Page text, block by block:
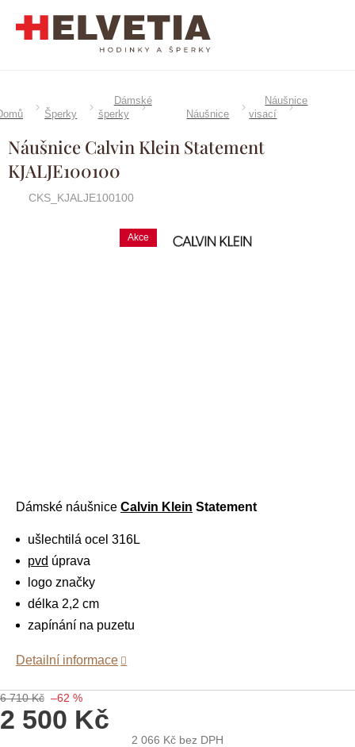
Šperky
Dámské
šperky
Náušnice
Náušnice
visací
Náušnice Calvin Klein Statement
KJALJE100100
CKS_KJALJE100100
Akce Značka:
Calvin
Klein
6 710 Kč –62 %
2 500 Kč
2 066 Kč bez DPH
Dámské náušnice Calvin Klein Statement
ušlechtilá ocel 316L
pvd úprava
logo značky
délka 2,2 cm
zapínání na puzetu
Detailní informace